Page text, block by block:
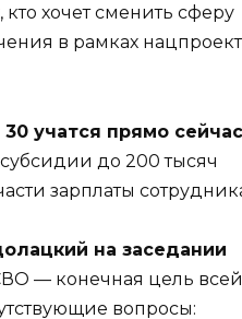
хочет сменить сферу
в рамках
учатся прямо
до 200 тысяч
зарплаты
на заседании
— конечная цель всей
вопросы: